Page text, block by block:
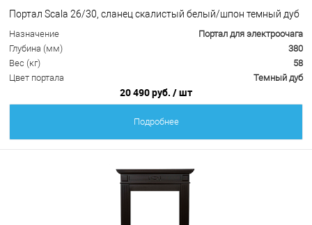
Портал Scala 26/30, сланец скалистый белый/шпон темный дуб
Назначение
Портал для электроочага
Глубина (мм)
380
Вес (кг)
58
Цвет портала
Темный дуб
20 490 руб. / шт
Подробнее